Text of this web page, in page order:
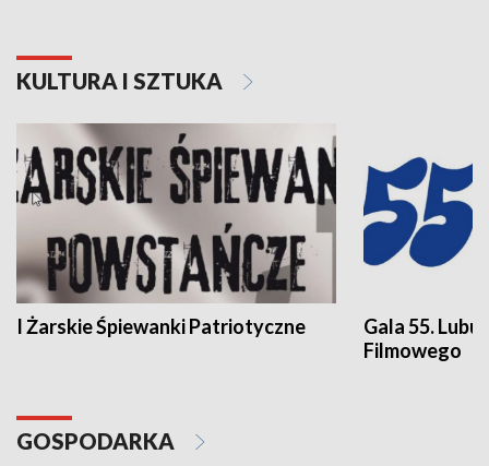
KULTURA I SZTUKA
I Żarskie Śpiewanki Patriotyczne
Gala 55.
Filmowego
GOSPODARKA